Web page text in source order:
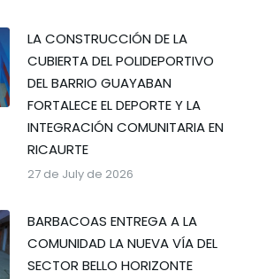
LA CONSTRUCCIÓN DE LA
CUBIERTA DEL POLIDEPORTIVO
DEL BARRIO GUAYABAN
FORTALECE EL DEPORTE Y LA
INTEGRACIÓN COMUNITARIA EN
RICAURTE
27 de July de 2026
BARBACOAS ENTREGA A LA
COMUNIDAD LA NUEVA VÍA DEL
SECTOR BELLO HORIZONTE